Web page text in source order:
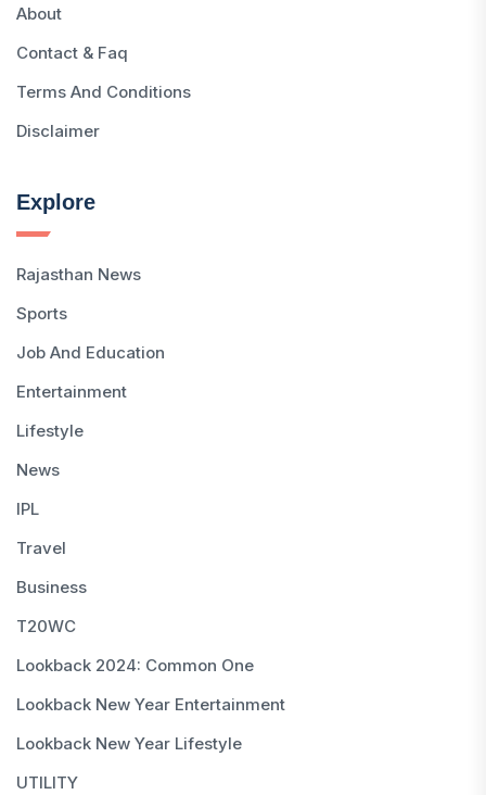
About
Contact & Faq
Terms And Conditions
Disclaimer
Explore
Rajasthan News
Sports
Job And Education
Entertainment
Lifestyle
News
IPL
Travel
Business
T20WC
Lookback 2024: Common One
Lookback New Year Entertainment
Lookback New Year Lifestyle
UTILITY